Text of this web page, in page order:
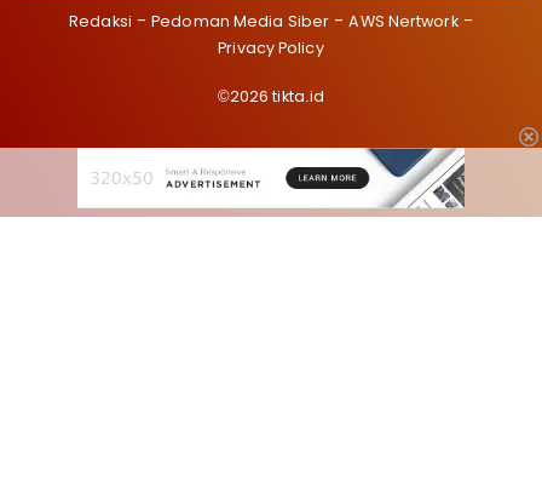
Redaksi Pedoman Media Siber
AWS Nertwork
Privacy Policy
©2026 tikta.id